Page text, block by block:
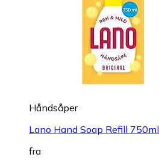
Håndsåper
Lano Hand Soap Refill 750ml
fra